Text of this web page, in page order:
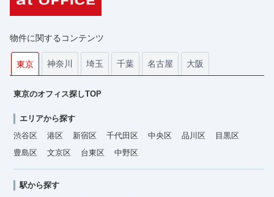
物件に関するコンテンツ
東京 神奈川 埼玉 千葉 名古屋 大阪
東京のオフィス探しTOP
エリアから探す
渋谷区
港区 新宿区 千代田区 中央区 品川区
目黒区
豊島区
文京区 台東区 中野区
駅から探す